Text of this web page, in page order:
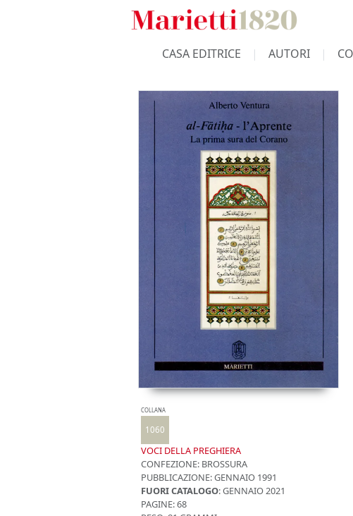
CASA EDITRICE AUTORI
COLLANA
1060
VOCI DELLA PREGHIERA
CONFEZIONE: BROSSURA
PUBBLICAZIONE:GENNAIO 1991
FUORI CATALOGO: GENNAIO 2021
PAGINE: 68